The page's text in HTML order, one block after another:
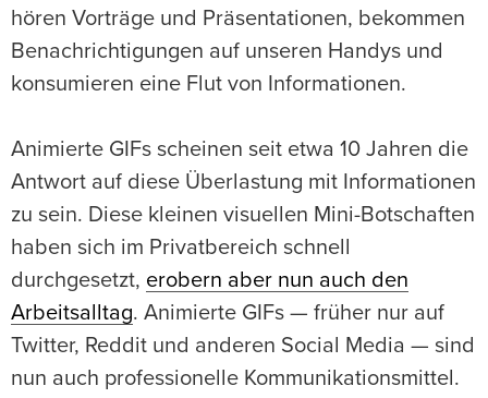
hören Vorträge und Präsentationen, bekommen
Benachrichtigungen auf unseren Handys und
konsumieren eine Flut von Informationen.
Animierte GIFs scheinen seit etwa 10 Jahren die
Antwort auf diese Überlastung mit Informationen
zu sein. Diese kleinen visuellen Mini-Botschaften
haben sich im Privatbereich schnell
durchgesetzt, erobern aber nun auch den
Arbeitsalltag. Animierte GIFs — früher nur auf
Twitter, Reddit und anderen Social Media — sind
nun auch professionelle Kommunikationsmittel.